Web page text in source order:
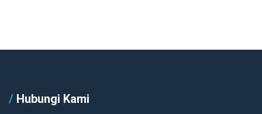
/ Hubungi Kami